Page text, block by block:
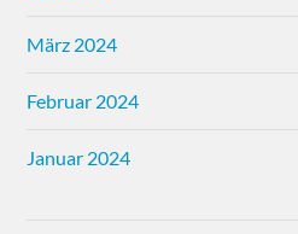
März 2024
Februar 2024
Januar 2024